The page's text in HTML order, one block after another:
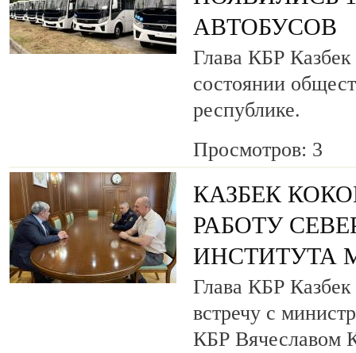
АВТОБУСОВ
Глава КБР
состоянии
республике.
Просмотров: 3
КАЗБЕК
РАБОТУ
ИНСТИТУТА
Глава КБР
встречу с
КБР Вячеславом